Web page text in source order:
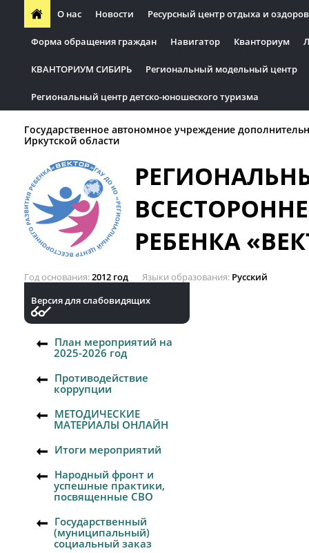
О нас Новости Ресурсный центр отдыха и
Форма обращения граждан Навигатор Кванториум
КВАНТОРИУМ СИБИРЬ Региональный модельный центр
Региональный центр детско-юношеского туризма
Государственное автономное учреждение
Иркутской области
РЕБЕНКА
Год основания 2012 год Языки образования Русский
Версия для слабовидящих
План мероприятий на
2025-2026 год
Противодействие
коррупции
МЕТОДИЧЕСКИЕ
МАТЕРИАЛЫ ОНЛАЙН
Итоги мероприятий
Народный фронт и
успешные практики,
посвященные СВО
Государственный
(муниципальный)
социальный заказ